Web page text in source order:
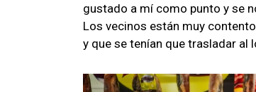
gustado a mí como punto y se
Los vecinos están muy
y que se tenían que trasladar al